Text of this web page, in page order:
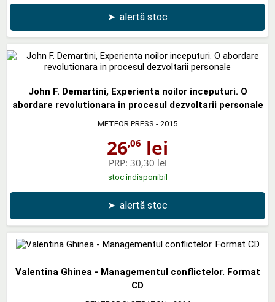
➤ alertă stoc
John F. Demartini, Experienta noilor inceputuri. O
abordare revolutionara in procesul dezvoltarii personale
METEOR PRESS - 2015
26,06 lei
PRP: 30,30 lei
stoc indisponibil
➤ alertă stoc
Valentina Ghinea - Managementul conflictelor. Format
CD